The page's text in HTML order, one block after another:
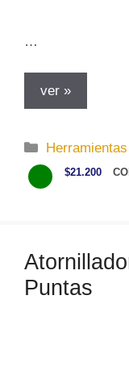
…
ver »
C
a
t
r
í
Herramientas
$21.200
Puntas